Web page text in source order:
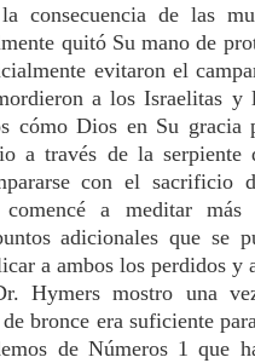
consecuencia de las
quitó Su mano de
evitaron el
a los Israelitas y
cómo Dios en Su gracia
a través de la serpiente
con el sacrificio
a meditar más
adicionales que se
a ambos los perdidos y
Hymers mostro una
bronce era suficiente
de Números 1 que